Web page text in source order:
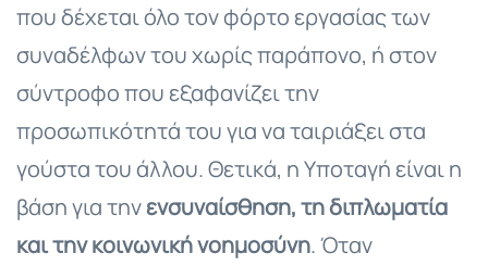
που δέχεται όλο τον φόρτο εργασίας των
συναδέλφων του χωρίς παράπονο, ή στον
σύντροφο που εξαφανίζει την
προσωπικότητά του για να ταιριάξει στα
γούστα του άλλου. Θετικά, η Υποταγή είναι η
βάση για τηνενσυναίσθηση, τη διπλωματία
και την κοινωνική νοημοσύνη. Όταν